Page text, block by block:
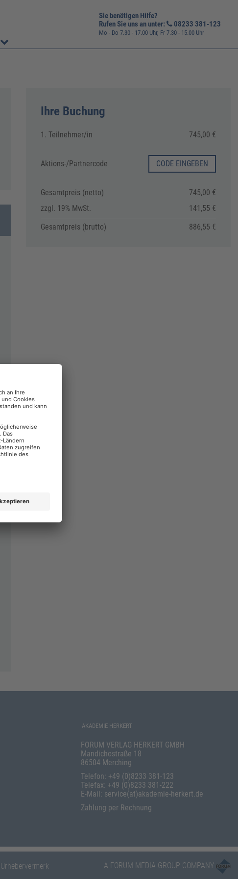
Sie benötigen Hilfe?
Rufen Sie uns an unter:
08233 381-123
Mo - Do 7.30 - 17.00 Uhr, Fr 7.30 - 15.00 Uhr
Ihre Buchung
1. Teilnehmer/in 745,00 €
Aktions-/Partnercode CODE EINGEBEN
Gesamtpreis (netto)
745,00 €
zzgl. 19% MwSt.
141,55 €
Gesamtpreis (brutto)
886,55 €
AKADEMIE HERKERT
FORUM VERLAG HERKERT GMBH
Mandichostraße 18
86504 Merching
Telefon: +49 (0)8233 381-123
Telefax: +49 (0)8233 381-222
E-Mail: service(at)akademie-herkert.de
Zahlung per Rechnung
Urhebervermerk A FORUM MEDIA GROUP COMPANY